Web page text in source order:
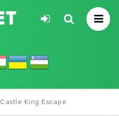
Castle King Escape